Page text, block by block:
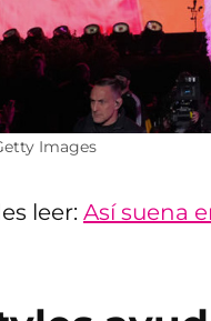
Images
leer: Así suena